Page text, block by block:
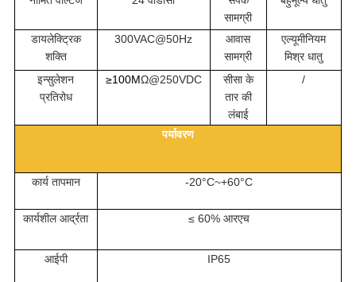
सामग्री
डायलेक्ट्रिक
शक्ति
300VAC@50Hz
आवास
सामग्री
एल्यूमीनियम
मिश्र धातु
इन्सुलेशन
प्रतिरोध
≥100MΩ@250VDC
सीसा के
तार की
लंबाई
/
पर्यावरण
कार्य तापमान -20°C~+60°C
कार्यशील आर्द्रता ≤ 60% आरएच
आईपी IP65